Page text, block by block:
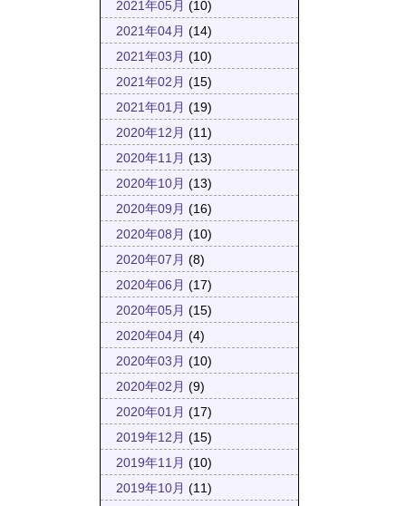
2021年05月 (10)
2021年04月 (14)
2021年03月 (10)
2021年02月 (15)
2021年01月 (19)
2020年12月 (11)
2020年11月 (13)
2020年10月 (13)
2020年09月 (16)
2020年08月 (10)
2020年07月 (8)
2020年06月 (17)
2020年05月 (15)
2020年04月 (4)
2020年03月 (10)
2020年02月 (9)
2020年01月 (17)
2019年12月 (15)
2019年11月 (10)
2019年10月 (11)